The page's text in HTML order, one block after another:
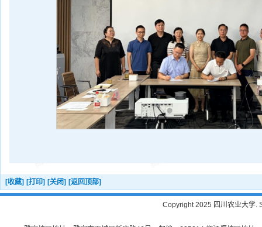
[收藏] [打印] [关闭] [返回顶部]
Copyright 2025 四川农业大学.